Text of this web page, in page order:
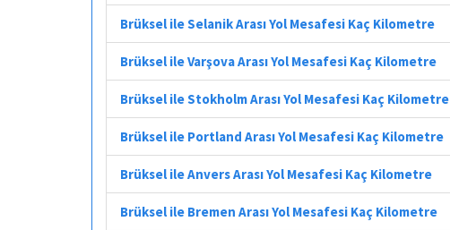
Brüksel ile Selanik Arası Yol Mesafesi Kaç Kilometre
Brüksel ile Varşova Arası Yol Mesafesi Kaç Kilometre
Brüksel ile Stokholm Arası Yol Mesafesi Kaç Kilometre
Brüksel ile Portland Arası Yol Mesafesi Kaç Kilometre
Brüksel ile Anvers Arası Yol Mesafesi Kaç Kilometre
Brüksel ile Bremen Arası Yol Mesafesi Kaç Kilometre